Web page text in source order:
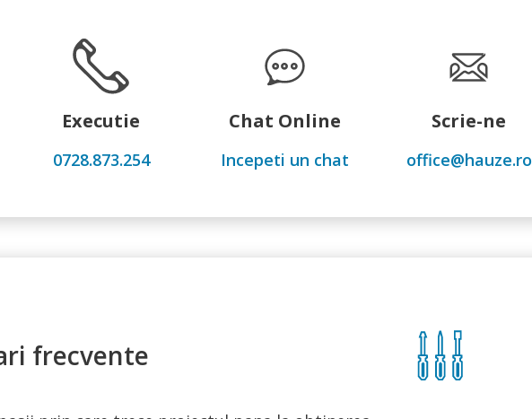
Executie
0728.873.254
Chat Online
Incepeti un chat
Scrie-ne
office@hauze.ro
frecvente